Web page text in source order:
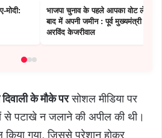
मोदी:
भाजपा चुनाव के पहले आपका वोट लेगी
बाद में अपनी जमीन : पूर्व मुख्यमंत्री
अरविंद केजरीवाल
के मौके परसोशल मीडिया पर
से पटाखे न जलाने की अपील की थी।
किया गया, जिससे परेशान होकर